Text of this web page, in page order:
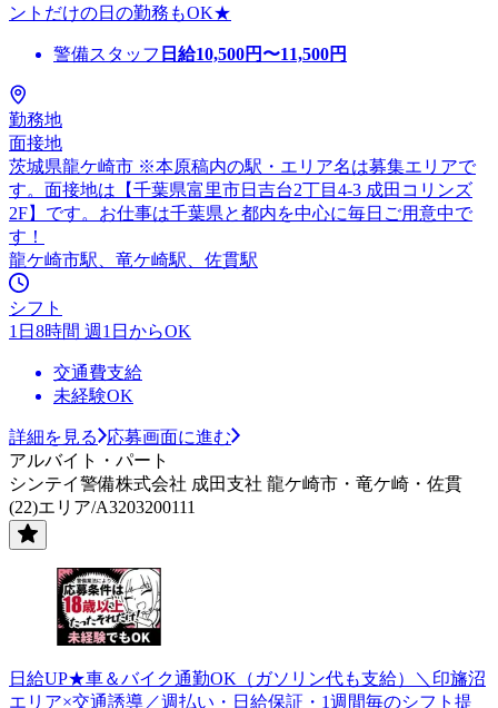
ントだけの日の勤務もOK★
警備スタッフ 日給10,500円〜11,500円
勤務地
面接地
茨城県龍ケ崎市 ※本原稿内の駅・エリア名は募集エリアで
す。面接地は【千葉県富里市日吉台2丁目4-3 成田コリンズ
2F】です。お仕事は千葉県と都内を中心に毎日ご用意中で
す！
龍ケ崎市駅、竜ケ崎駅、佐貫駅
シフト
1日8時間 週1日からOK
交通費支給
未経験OK
詳細を見る
応募画面に進む
アルバイト・パート
シンテイ警備株式会社 成田支社 龍ケ崎市・竜ケ崎・佐貫
(22)エリア/A3203200111
日給UP★車＆バイク通勤OK（ガソリン代も支給）＼印旛沼
エリア×交通誘導／週払い・日給保証・1週間毎のシフト提